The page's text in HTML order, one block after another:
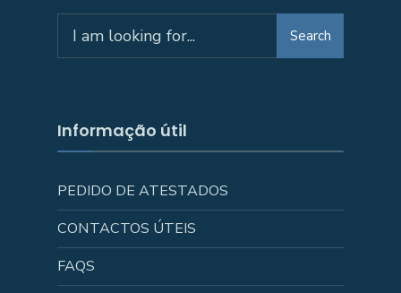
for:
Search
Informação útil
PEDIDO DE ATESTADOS
CONTACTOS ÚTEIS
FAQS